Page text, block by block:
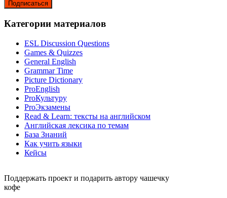
Подписаться
Категории материалов
ESL Discussion Questions
Games & Quizzes
General English
Grammar Time
Picture Dictionary
ProEnglish
ProКультуру
ProЭкзамены
Read & Learn: тексты на английском
Английская лексика по темам
База Знаний
Как учить языки
Кейсы
Поддержать проект и подарить автору чашечку
кофе